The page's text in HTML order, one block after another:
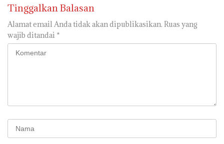
Tinggalkan Balasan
Alamat email Anda tidak akan dipublikasikan. Ruas yang
wajib ditandai *